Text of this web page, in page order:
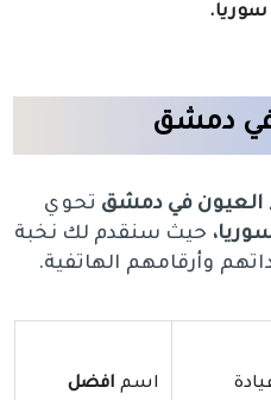
في دمشق
العيون في دمشق تحوي
حيث سنقدم لك نخبة
وأرقامهم الهاتفية.
اسم افضل